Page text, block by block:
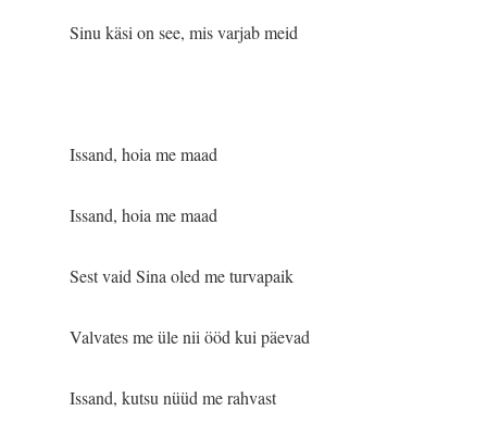
Sinu käsi on see, mis varjab meid
Issand, hoia me maad
Issand, hoia me maad
Sest vaid Sina oled me turvapaik
Valvates me üle nii ööd kui päevad
Issand, kutsu nüüd me rahvast